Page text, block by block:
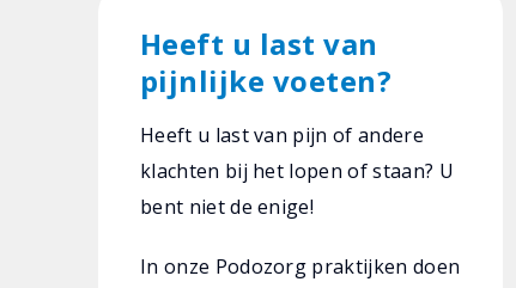
Heeft u last van
pijnlijke voeten?
Heeft u last van pijn of andere
klachten bij het lopen of staan? U
bent niet de enige!
In onze Podozorg praktijken doen